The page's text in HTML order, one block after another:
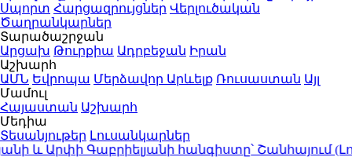
Սպորտ Հարցազրույցներ Վերլուծական
Ծաղրանկարներ
Տարածաշրջան
Արցախ Թուրքիա Ադրբեջան Իրան
Աշխարհ
ԱՄՆ Եվրոպա Մերձավոր Արևելք Ռուսաստան Այլ
Մամուլ
Հայաստան Աշխարհ
Մեդիա
Տեսանյութեր Լուսանկարներ
Արփի Գաբրիելյանի հանգիստը՝ Շանհայում